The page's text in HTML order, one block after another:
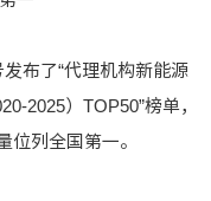
布了“代理机构新能源
2025）TOP50”榜单，
位列全国第一。